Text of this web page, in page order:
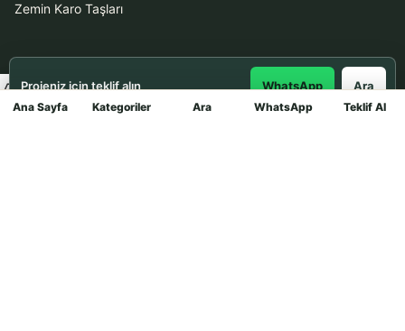
Ana Sayfa Kategoriler Ara WhatsApp Teklif Al
Zemin Karo Taşları
Hizmetler
Uygulama
Projeniz için teklif alın WhatsApp Ara